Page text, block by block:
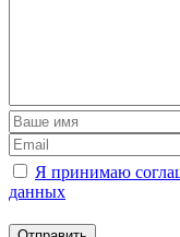
Я принимаю
данных